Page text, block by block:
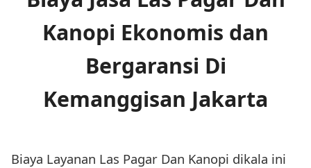
Kanopi Ekonomis dan
Bergaransi Di
Kemanggisan Jakarta
Biaya Layanan Las Pagar Dan Kanopi dikala ini